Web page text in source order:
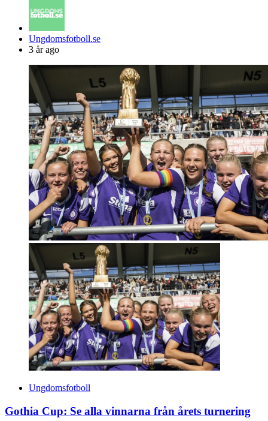
Posted
by
Ungdomsfotboll.se
3 år ago
Ungdomsfotboll
Gothia Cup: Se alla vinnarna från årets turnering